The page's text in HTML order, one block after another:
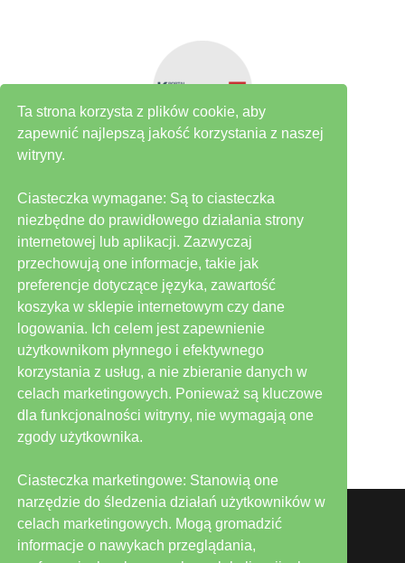
Ta strona korzysta z plików cookie, aby
zapewnić najlepszą jakość korzystania z naszej
witryny.
Ciasteczka wymagane: Są to ciasteczka
niezbędne do prawidłowego działania strony
internetowej lub aplikacji. Zazwyczaj
przechowują one informacje, takie jak
preferencje dotyczące języka, zawartość
koszyka w sklepie internetowym czy dane
logowania. Ich celem jest zapewnienie
użytkownikom płynnego i efektywnego
korzystania z usług, a nie zbieranie danych w
celach marketingowych. Ponieważ są kluczowe
dla funkcjonalności witryny, nie wymagają one
zgody użytkownika.
Ciasteczka marketingowe: Stanowią one
narzędzie do śledzenia działań użytkowników w
celach marketingowych. Mogą gromadzić
informacje o nawykach przeglądania,
ekoedu.com.pl